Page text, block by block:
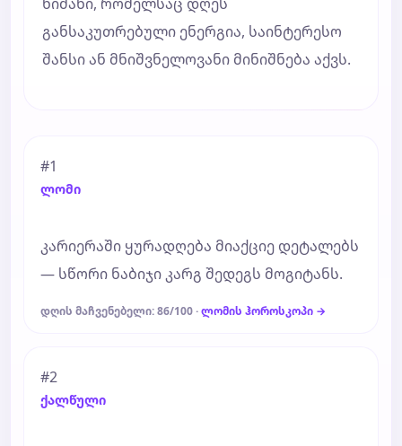
განსაკუთრებული ენერგია, საინტერესო
შანსი ან მნიშვნელოვანი მინიშნება აქვს.
#1
ლომი
კარიერაში ყურადღება მიაქციე დეტალებს
— სწორი ნაბიჯი კარგ შედეგს მოგიტანს.
დღის მაჩვენებელი: 86/100 ·ლომის ჰოროსკოპი →
#2
ქალწული